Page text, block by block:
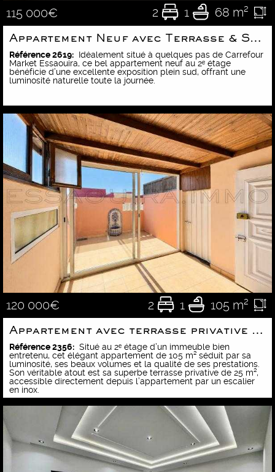
115 000€ 2 1 68 m²
Appartement Neuf avec Terrasse & Solarium Privatifs
Référence 2619: Idéalement situé à quelques pas de Carrefour
Market Essaouira, ce bel appartement neuf au 2ᵉ étage
bénéficie d’une excellente exposition plein sud, offrant une
luminosité naturelle toute la journée.
120 000€ 2 1 105 m²
Appartement avec terrasse privative – Une belle opportunité d’investis
Référence 2356: Situé au 2ᵉ étage d’un immeuble bien
entretenu, cet élégant appartement de 105 m² séduit par sa
luminosité, ses beaux volumes et la qualité de ses prestations.
Son véritable atout est sa superbe terrasse privative de 25 m²,
accessible directement depuis l’appartement par un escalier
en inox.